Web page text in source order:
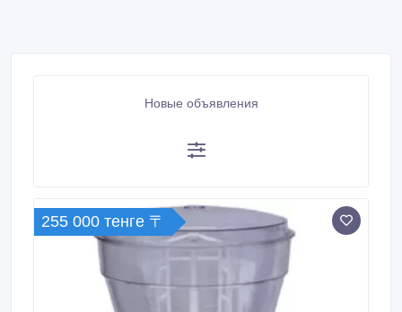
Новые объявления
255 000 тенге 〒